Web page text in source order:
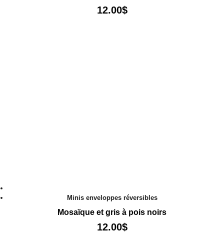
12.00$
Minis enveloppes réversibles
Mosaïque et gris à pois noirs
12.00$